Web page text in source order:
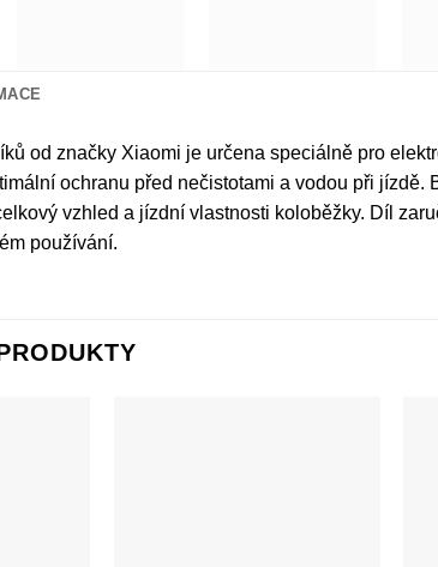
od značky Xiaomi je určena speciálně pro
ochranu před nečistotami a vodou při
vzhled a jízdní vlastnosti koloběžky. Díl
používání.